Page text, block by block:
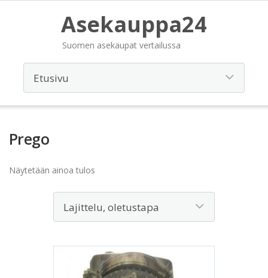
Asekauppa24
Suomen asekaupat vertailussa
Prego
Näytetään ainoa tulos